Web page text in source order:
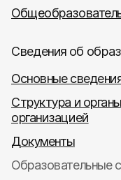
Сведения об
Основные
Структура и
организацией
Документы
Образовательные